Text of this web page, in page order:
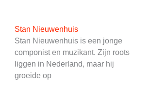
Stan Nieuwenhuis
Stan Nieuwenhuis is een jonge
componist en muzikant. Zijn roots
liggen in Nederland, maar hij
groeide op